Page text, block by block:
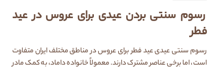
رسوم سنتی بردن عیدی برای عروس در عید
فطر
رسوم سنتی عیدی عید فطر برای عروس در مناطق مختلف ایران متفاوت
است، اما برخی عناصر مشترک دارند. معمولاً خانواده داماد، به کمک مادر